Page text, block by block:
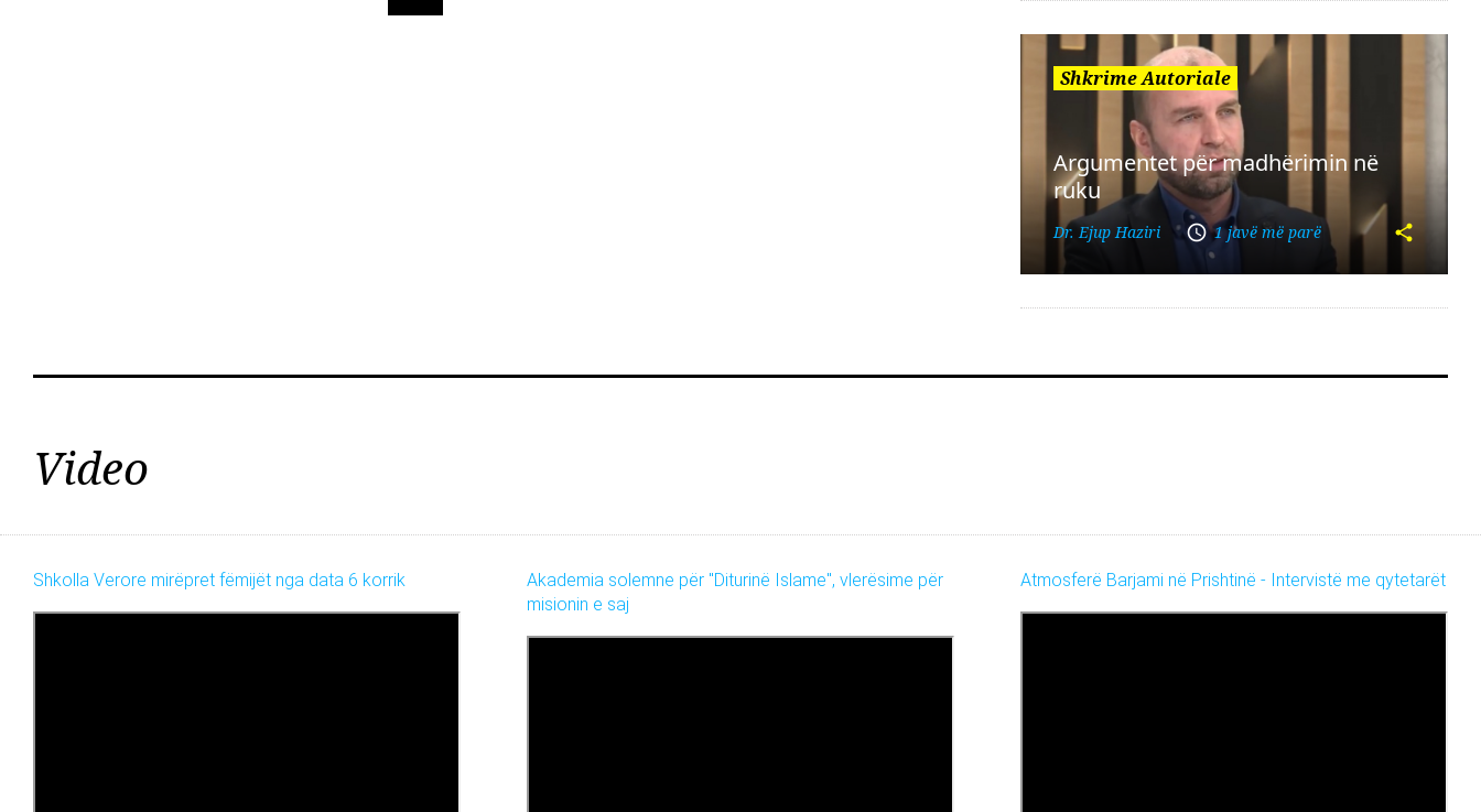
Shkrime Autoriale
Argumentet për madhërimin në
ruku
Dr. Ejup Haziri 1 javë më parë
Video
Shkolla Verore mirëpret fëmijët nga data 6 korrik
Akademia solemne për "Diturinë Islame", vlerësime për
misionin e saj
Atmosferë Barjami në Prishtinë - Intervistë me qytetarët